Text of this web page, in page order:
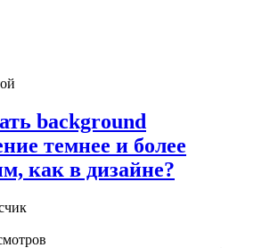
background
темнее и более
как в дизайне?